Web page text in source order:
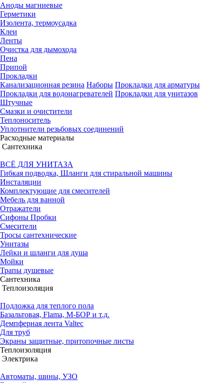
Аноды магниевые
Герметики
Изолента, термоусадка
Клеи
Ленты
Очистка для дымохода
Пена
Припой
Прокладки
Канализационная резина Наборы Прокладки для арматуры
Прокладки для водонагревателей Прокладки для унитазов
Штучные
Смазки и очистители
Теплоноситель
Уплотнители резьбовых соединений
Расходные материалы
Сантехника
ВСЁ ДЛЯ УНИТАЗА
Гибкая подводка, Шланги для стиральной машины
Инсталяции
Комплектующие для смесителей
Мебель для ванной
Отражатели
Сифоны Пробки
Смесители
Тросы сантехнические
Унитазы
Лейки и шланги для душа
Мойки
Трапы душевые
Сантехника
Теплоизоляция
Подложка для теплого пола
Базальтовая, Flama, М-БОР и т.д.
Демпферная лента Valtec
Для труб
Экраны защитные, притопочные листы
Теплоизоляция
Электрика
Автоматы, шины, УЗО